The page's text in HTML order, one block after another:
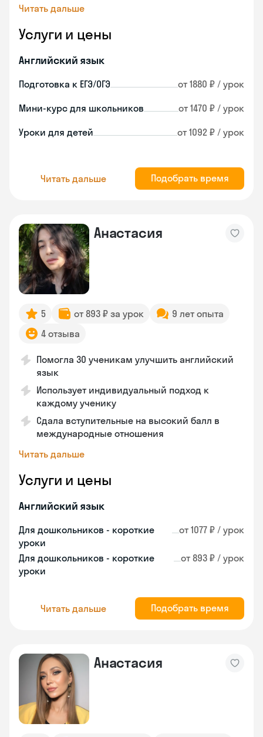
Читать дальше
Услуги и цены
Английский язык
Подготовка к ЕГЭ/ОГЭ от 1880 ₽ / урок
Мини-курс для школьников от 1470 ₽ / урок
Уроки для детей от 1092 ₽ / урок
Читать дальше Подобрать время
Анастасия
5 от 893 ₽ за урок
9 лет опыта
4 отзыва
Помогла 30 ученикам улучшить английский
язык
Использует индивидуальный подход к
каждому ученику
Сдала вступительные на высокий балл в
международные отношения
Читать дальше
Услуги и цены
Английский язык
Для дошкольников - короткие
уроки
от 1077 ₽ / урок
Для дошкольников - короткие
уроки
от 893 ₽ / урок
Читать дальше Подобрать время
Анастасия